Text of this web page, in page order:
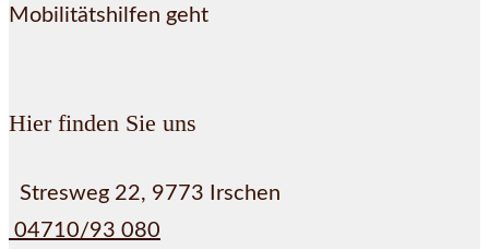
Mobilitätshilfen geht
Hier finden Sie uns
Stresweg 22, 9773 Irschen
04710/93 080